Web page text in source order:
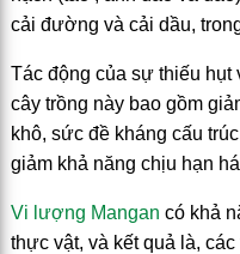
cải đường và cải dầu,
Tác động của sự thiếu
cây trồng này bao gồm
khô, sức đề kháng cấu
giảm khả năng chịu hạn
Vi lượng Mangan có khả
thực vật, và kết quả là,